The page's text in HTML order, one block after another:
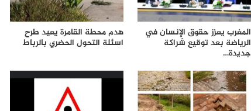
المغرب يعزز حقوق الإنسان في
الرياضة بعد توقيع شراكة
جديدة…
هدم محطة القامرة يعيد طرح
اسئلة التحول الحضري بالرباط